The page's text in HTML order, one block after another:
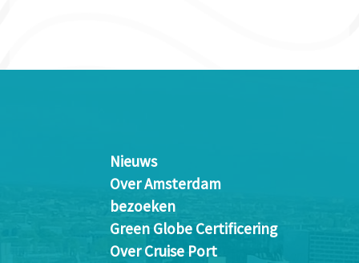
Nieuws
Over Amsterdam
bezoeken
Green Globe Certificering
Over Cruise Port